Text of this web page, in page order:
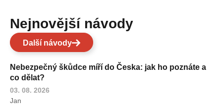
Nejnovější návody
Další návody
Nebezpečný škůdce míří do Česka: jak ho poznáte a
co dělat?
03. 08. 2026
Jan